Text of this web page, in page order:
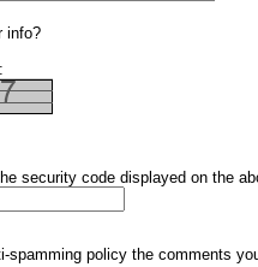
info?
security code displayed on the
spamming policy the comments